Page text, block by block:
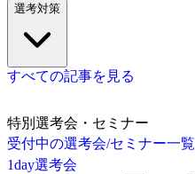
選考対策
すべての記事を見る
特別選考会・セミナー
受付中の選考会/セミナー一覧
1day選考会